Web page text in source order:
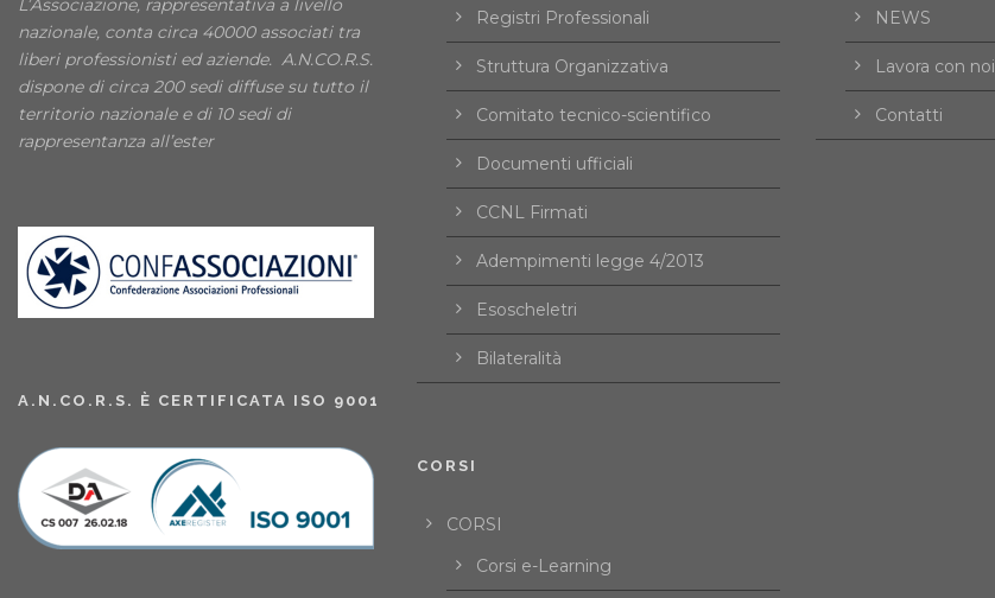
L’Associazione, rappresentativa a livello
nazionale, conta circa 40000 associati tra
liberi professionisti ed aziende. A.N.CO.R.S.
dispone di circa 200 sedi diffuse su tutto il
territorio nazionale e di 10 sedi di
rappresentanza all’ester
A.N.CO.R.S. È CERTIFICATA ISO 9001
Registri Professionali
Struttura Organizzativa
Comitato tecnico-scientifico
Documenti ufficiali
CCNL Firmati
Adempimenti legge 4/2013
Esoscheletri
Bilateralità
CORSI
CORSI
Corsi e-Learning
NEWS
Lavora con noi
Contatti